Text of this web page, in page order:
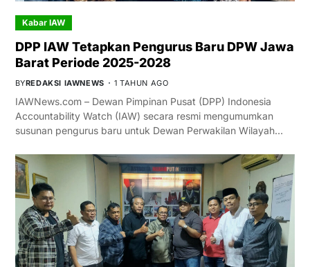
Kabar IAW
DPP IAW Tetapkan Pengurus Baru DPW Jawa
Barat Periode 2025-2028
BYREDAKSI IAWNEWS 1 TAHUN AGO
IAWNews.com – Dewan Pimpinan Pusat (DPP) Indonesia
Accountability Watch (IAW) secara resmi mengumumkan
susunan pengurus baru untuk Dewan Perwakilan Wilayah…